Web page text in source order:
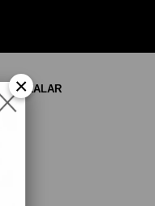
MARKALAR
×